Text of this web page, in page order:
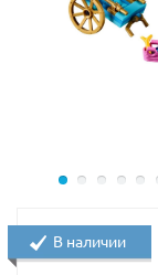
В наличии